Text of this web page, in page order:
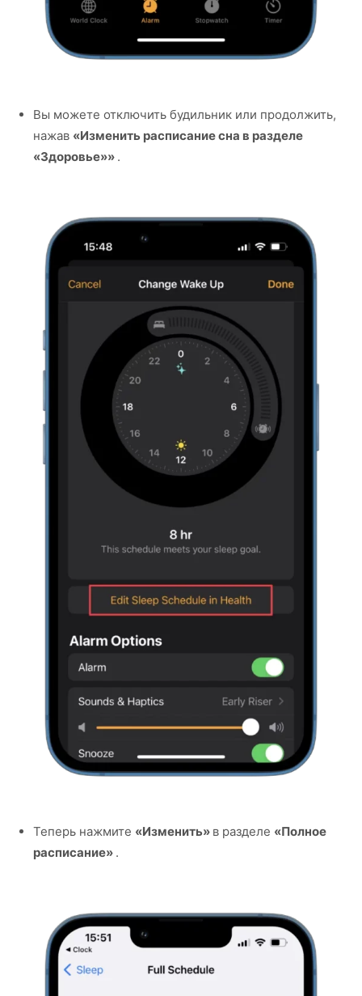
Вы можете отключить будильник или продолжить,
нажав «Изменить расписание сна в разделе
«Здоровье»» .
Теперь нажмите «Изменить» в разделе «Полное
расписание» .